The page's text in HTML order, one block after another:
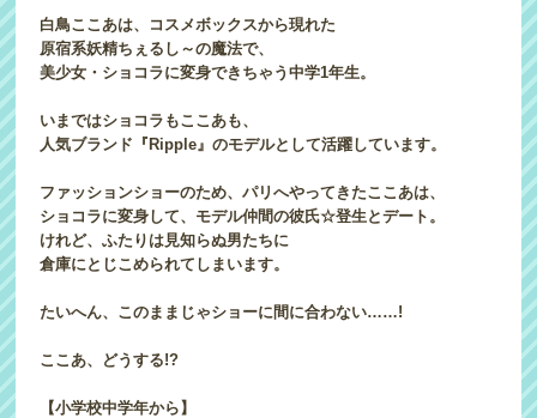
白鳥ここあは、コスメボックスから現れた
原宿系妖精ちぇるし～の魔法で、
美少女・ショコラに変身できちゃう中学1年生。
いまではショコラもここあも、
人気ブランド『Ripple』のモデルとして活躍しています。
ファッションショーのため、パリへやってきたここあは、
ショコラに変身して、モデル仲間の彼氏☆登生とデート。
けれど、ふたりは見知らぬ男たちに
倉庫にとじこめられてしまいます。
たいへん、このままじゃショーに間に合わない……!
ここあ、どうする!?
【小学校中学年から】